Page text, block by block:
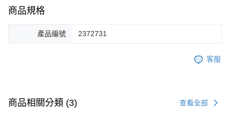
商品規格
產品編號 2372731
客服
商品相關分類 (3) 查看全部